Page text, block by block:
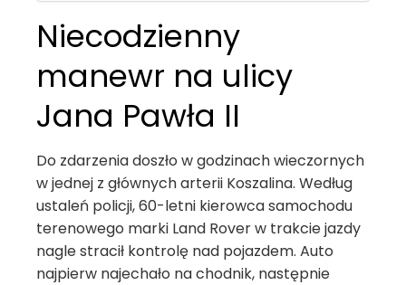
Niecodzienny
manewr na ulicy
Jana Pawła II
Do zdarzenia doszło w godzinach wieczornych
w jednej z głównych arterii Koszalina. Według
ustaleń policji, 60-letni kierowca samochodu
terenowego marki Land Rover w trakcie jazdy
nagle stracił kontrolę nad pojazdem. Auto
najpierw najechało na chodnik, następnie